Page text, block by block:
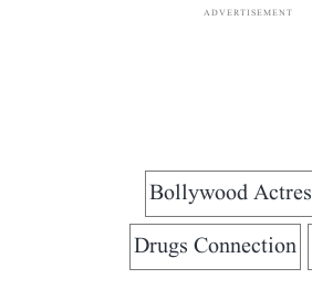
ADVERTISEMENT
Bollywood
Drugs Connection